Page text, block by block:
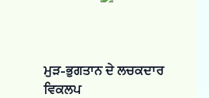
ਮੁੜ-ਭੁਗਤਾਨ ਦੇ ਲਚਕਦਾਰ
ਵਿਕਲਪ